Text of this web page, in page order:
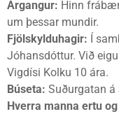
Árgangur: Hinn
um þessar mundir.
Fjölskylduhagir: Í
Jóhansdóttur. Við
Vigdísi Kolku 10 ára.
Búseta: Suðurgatan á
Hverra manna ertu